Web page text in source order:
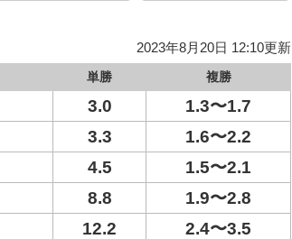
2023年8月20日 12:10更新
単勝 複勝
3.0
1.3〜1.7
3.3
1.6〜2.2
4.5
1.5〜2.1
8.8
1.9〜2.8
12.2
2.4〜3.5